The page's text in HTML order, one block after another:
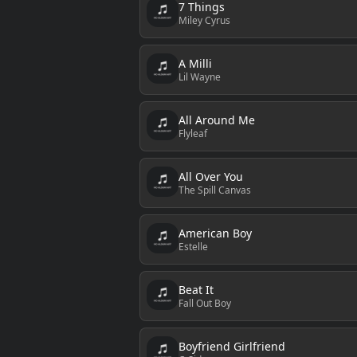
7 Things
Miley Cyrus
A Milli
Lil Wayne
All Around Me
Flyleaf
All Over You
The Spill Canvas
American Boy
Estelle
Beat It
Fall Out Boy
Boyfriend Girlfriend